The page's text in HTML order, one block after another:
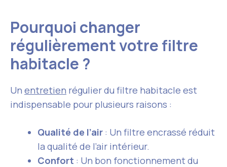
Pourquoi changer
régulièrement votre filtre
habitacle ?
Un entretien régulier du filtre habitacle est
indispensable pour plusieurs raisons :
Qualité de l’air : Un filtre encrassé réduit
la qualité de l’air intérieur.
Confort : Un bon fonctionnement du